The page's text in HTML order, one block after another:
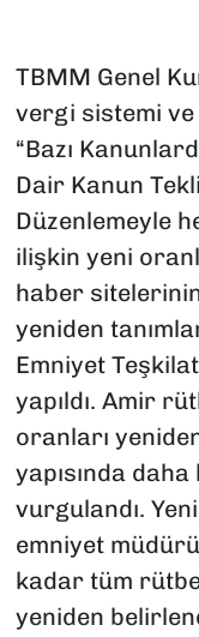
TBMM Genel
vergi sistemi ve
“Bazı
Dair Kanun
Düzenlemeyle
ilişkin yeni
haber
yeniden
Emniyet
yapıldı. Amir
oranları
yapısında
vurgulandı.
emniyet
kadar tüm
yeniden